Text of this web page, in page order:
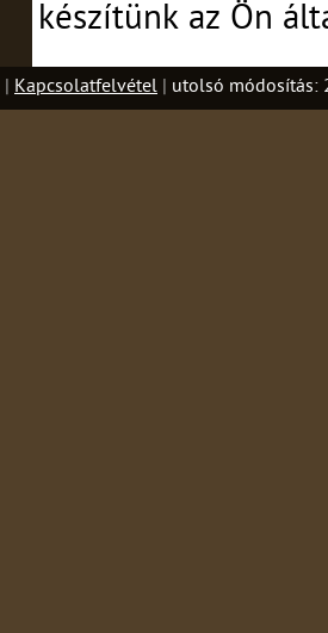
készítünk az Ön
Kapcsolatfelvétel utolsó módosítás: